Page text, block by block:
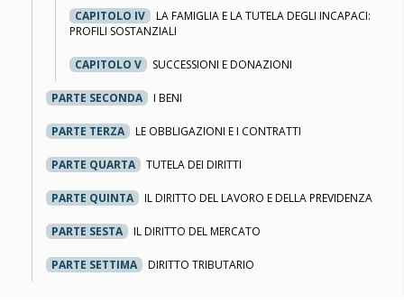
CAPITOLO IV
LA FAMIGLIA E LA TUTELA DEGLI INCAPACI:
PROFILI SOSTANZIALI
CAPITOLO V SUCCESSIONI E DONAZIONI
PARTE SECONDA I BENI
PARTE TERZA LE OBBLIGAZIONI E I CONTRATTI
PARTE QUARTA TUTELA DEI DIRITTI
PARTE QUINTA IL DIRITTO DEL LAVORO E DELLA PREVIDENZA
PARTE SESTA IL DIRITTO DEL MERCATO
PARTE SETTIMA DIRITTO TRIBUTARIO